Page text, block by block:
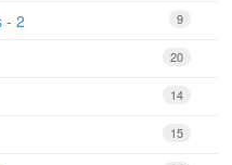
9
- 2
20
14
15